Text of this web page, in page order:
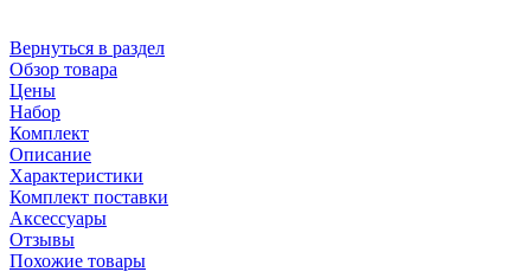
Вернуться в раздел
Обзор товара
Цены
Набор
Комплект
Описание
Характеристики
Комплект поставки
Аксессуары
Отзывы
Похожие товары